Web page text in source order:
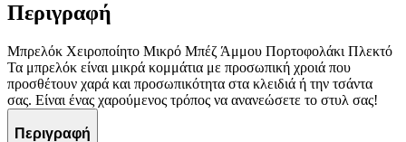
Περιγραφή
Μπρελόκ Χειροποίητο Μικρό Μπέζ Άμμου Πορτοφολάκι Πλεκτό
Τα μπρελόκ είναι μικρά κομμάτια με προσωπική χροιά που
προσθέτουν χαρά και προσωπικότητα στα κλειδιά ή την τσάντα
σας. Είναι ένας χαρούμενος τρόπος να ανανεώσετε το στυλ σας!
Περιγραφή